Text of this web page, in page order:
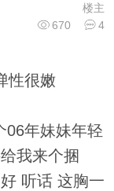
楼主
670
4
性很嫩
06年妹妹年轻
我来个捆
听话 这胸一